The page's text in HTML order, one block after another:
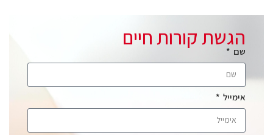
הגשת קורות חיים
שם
אימייל